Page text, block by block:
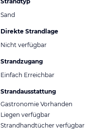
Sand
Direkte Strandlage
Nicht verfügbar
Strandzugang
Einfach Erreichbar
Strandausstattung
Gastronomie Vorhanden
Liegen verfügbar
Strandhandtücher verfügbar